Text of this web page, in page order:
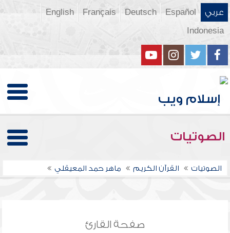
عربي Español
Deutsch
Français
English
Indonesia
الصوتيات
الصوتيات القرآن الكريم ماهر حمد المعيقلي
صفحة القارئ